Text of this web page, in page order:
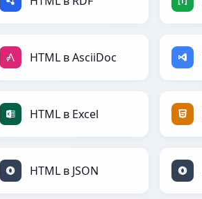
HTML в AsciiDoc
HTML в Excel
HTML в JSON